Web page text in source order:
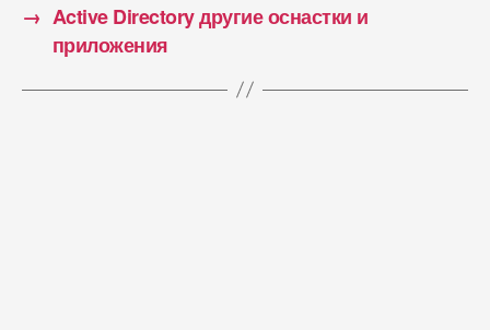
→ Active Directory другие оснастки и
приложения